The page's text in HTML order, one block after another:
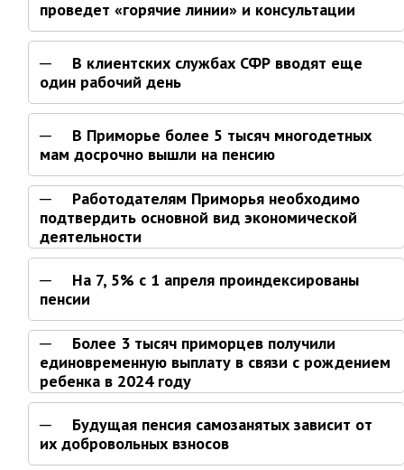
Контрольно-ревизионный отдел
Отдел культуры
Отдел муниципальной службы и
Отдел по закупкам
Отдел по мобилизационной работе
Отдел по осуществлению
внутреннего финансового аудита
Отдел правового обеспечения
Положение об отделе
об отделе правового
обеспечения администрации
муниципального округа город
Партизанск Приморского
круая
Отдел физической культуры и
спорта
проведет «горячие линии» и консультации
В клиентских службах СФР вводят еще
один рабочий день
В Приморье более 5 тысяч многодетных
мам досрочно вышли на пенсию
Работодателям Приморья необходимо
подтвердить основной вид экономической
деятельности
На 7, 5% с 1 апреля проиндексированы
пенсии
Более 3 тысяч приморцев получили
единовременную выплату в связи с рождением
ребенка в 2024 году
Будущая пенсия самозанятых зависит от
их добровольных взносов